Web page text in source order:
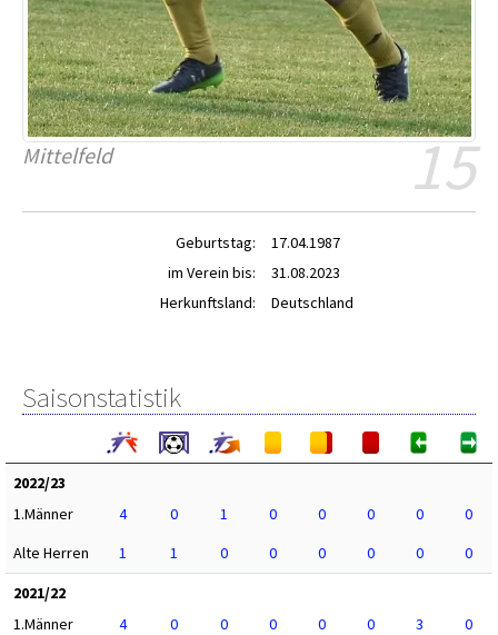
15
Mittelfeld
Geburtstag:
17.04.1987
im Verein bis:
31.08.2023
Herkunftsland:
Deutschland
Saisonstatistik
2022/23
1.Männer
4 0 1 0 0 0 0
0
Alte Herren
1 1 0 0 0 0 0
0
2021/22
1.Männer
4 0 0 0 0 0 3 0